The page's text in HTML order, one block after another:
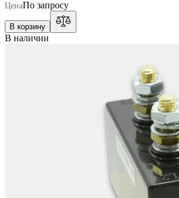
ЦенаПо запросу
В корзину
В наличии